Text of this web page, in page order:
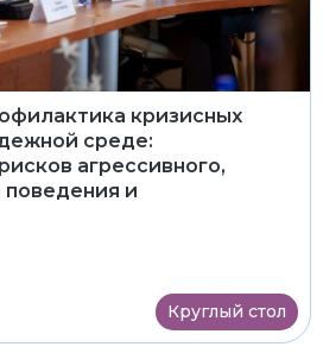
кризисных
среде:
агрессивного,
поведения и
Круглый стол